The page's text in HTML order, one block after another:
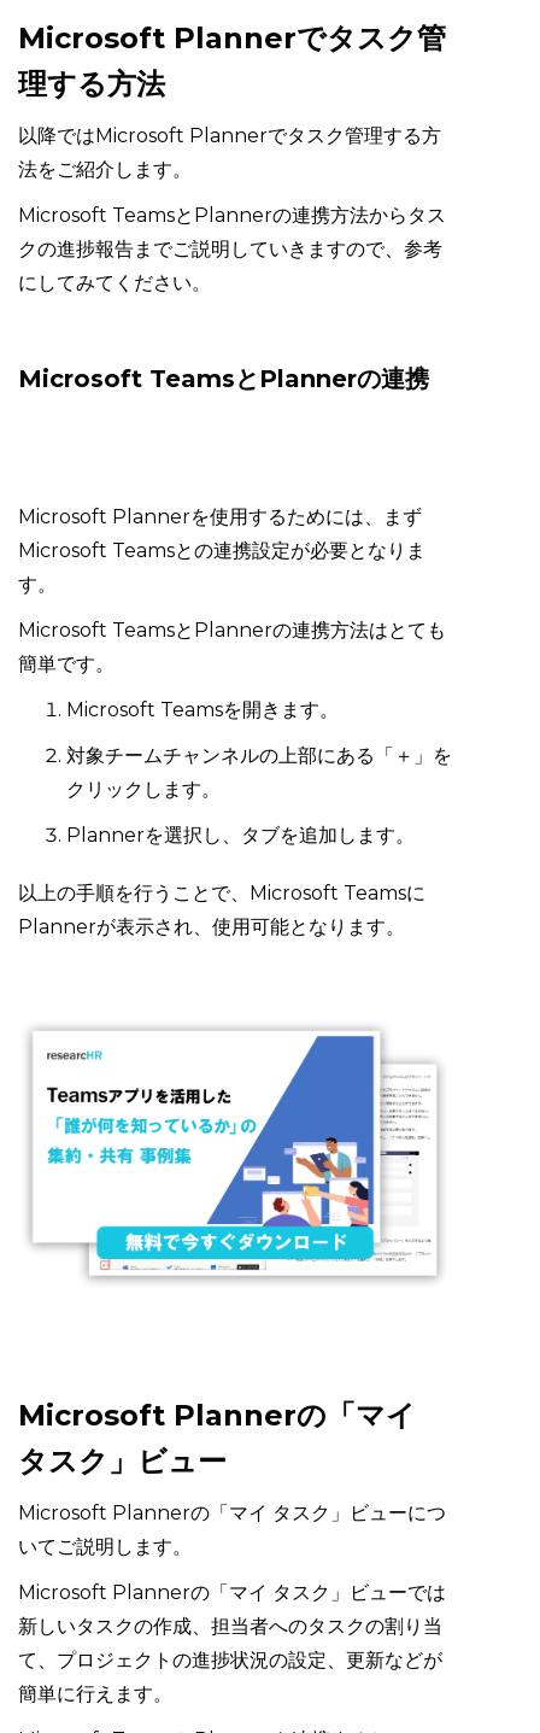
Microsoft Plannerでタスク管
理する方法
以降ではMicrosoft Plannerでタスク管理する方
法をご紹介します。
Microsoft TeamsとPlannerの連携方法からタス
クの進捗報告までご説明していきますので、参考
にしてみてください。
Microsoft TeamsとPlannerの連携
Microsoft Plannerを使用するためには、まず
Microsoft Teamsとの連携設定が必要となりま
す。
Microsoft TeamsとPlannerの連携方法はとても
簡単です。
Microsoft Teamsを開きます。
対象チームチャンネルの上部にある「＋」を
クリックします。
Plannerを選択し、タブを追加します。
以上の手順を行うことで、Microsoft Teamsに
Plannerが表示され、使用可能となります。
Microsoft Plannerの「マイ
タスク」ビュー
Microsoft Plannerの「マイ タスク」ビューにつ
いてご説明します。
Microsoft Plannerの「マイ タスク」ビューでは
新しいタスクの作成、担当者へのタスクの割り当
て、プロジェクトの進捗状況の設定、更新などが
簡単に行えます。